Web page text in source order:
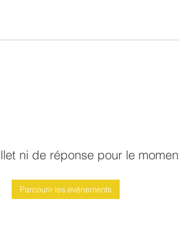
ni de réponse pour le
Parcourir les événements